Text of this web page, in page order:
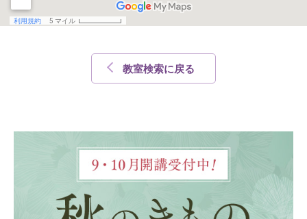
教室検索に戻る